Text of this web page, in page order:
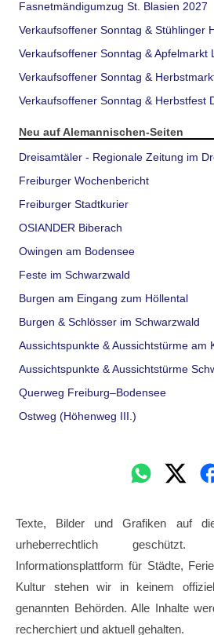
Fasnetmändigumzug St. Blasien 2027
Verkaufsoffener Sonntag & Stühlinger
Verkaufsoffener Sonntag & Apfelmarkt
Verkaufsoffener Sonntag &
Verkaufsoffener Sonntag & Herbstfest
Neu auf Alemannischen-Seiten
Dreisamtäler - Regionale Zeitung im
Freiburger Wochenbericht
Freiburger Stadtkurier
OSIANDER Biberach
Owingen am Bodensee
Feste im Schwarzwald
Burgen am Eingang zum Höllental
Burgen & Schlösser im Schwarzwald
Aussichtspunkte & Aussichtstürme am
Aussichtspunkte & Aussichtstürme
Querweg Freiburg–Bodensee
Ostweg (Höhenweg III.)
Texte, Bilder und Grafiken auf
urheberrechtlich
Informationsplattform für Städte,
Kultur stehen wir in keinem
genannten Behörden. Alle Inhalte
recherchiert und aktuell gehalten.